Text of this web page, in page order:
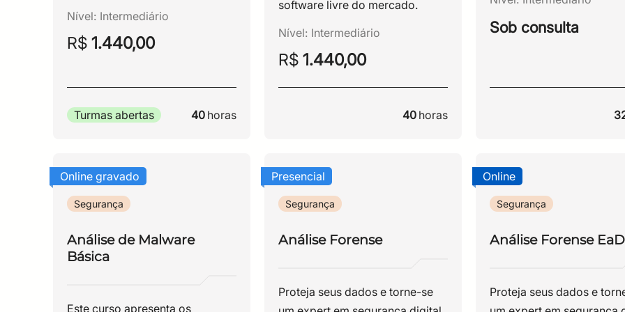
Nível: Intermediário
R$ 1.440,00
Turmas abertas 40 horas
software livre do mercado.
Nível: Intermediário
R$ 1.440,00
40 horas
analisar malwares,
organização de prevenir
Sob consulta
Online gravado
Segurança
Análise de Malware
Básica
Este curso apresenta os
Presencial
Segurança
Análise Forense
Proteja seus dados e torne-se
Online
Segurança
Análise Forense EaD
Proteja seus dados e